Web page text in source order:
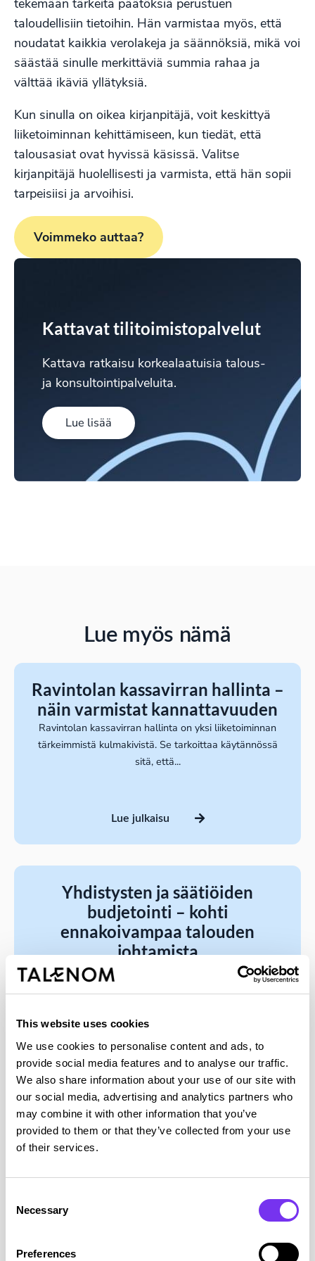
This website uses cookies
We use cookies to personalise content and ads, to
provide social media features and to analyse our traffic.
We also share information about your use of our site with
our social media, advertising and analytics partners who
may combine it with other information that you’ve
provided to them or that they’ve collected from your use
of their services.
Selection
Necessary
Preferences
tekemään tärkeitä päätöksiä perustuen
taloudellisiin tietoihin. Hän varmistaa myös, että
noudatat kaikkia verolakeja ja säännöksiä, mikä voi
säästää sinulle merkittäviä summia rahaa ja
välttää ikäviä yllätyksiä.
Kun sinulla on oikea kirjanpitäjä, voit keskittyä
liiketoiminnan kehittämiseen, kun tiedät, että
talousasiat ovat hyvissä käsissä. Valitse
kirjanpitäjä huolellisesti ja varmista, että hän sopii
tarpeisiisi ja arvoihisi.
Voimmeko auttaa?
Kattavat tilitoimistopalvelut
Kattava ratkaisu korkealaatuisia talous-
ja konsultointipalveluita.
Lue lisää
Lue myös nämä
Ravintolan kassavirran hallinta –
näin varmistat kannattavuuden
Ravintolan kassavirran hallinta on yksi liiketoiminnan
tärkeimmistä kulmakivistä. Se tarkoittaa käytännössä
sitä, että...
Lue julkaisu
Yhdistysten ja säätiöiden
budjetointi – kohti
ennakoivampaa talouden
johtamista
Rahoituksen epävarmuus ja kasvavat investointitarpeet
haastavat yhdistysten ja säätiöiden perinteisiä
Lue julkaisu
Talenom pk-yritysbarometri
7/26
Talenomin barometri tarjoaa tietoa kotimaisen pk-
yrityskentän ja toimialojen suhdannevaihteluista